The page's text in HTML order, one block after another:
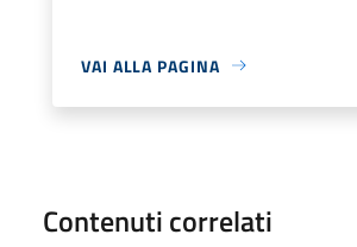
VAI ALLA PAGINA
Contenuti correlati